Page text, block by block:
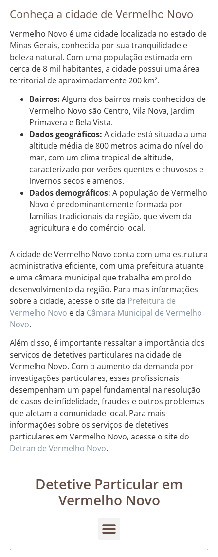
Conheça a cidade de Vermelho Novo
Vermelho Novo é uma cidade localizada no estado de
Minas Gerais, conhecida por sua tranquilidade e
beleza natural. Com uma população estimada em
cerca de 8 mil habitantes, a cidade possui uma área
territorial de aproximadamente 200 km².
Bairros: Alguns dos bairros mais conhecidos de
Vermelho Novo são Centro, Vila Nova, Jardim
Primavera e Bela Vista.
Dados geográficos: A cidade está situada a uma
altitude média de 800 metros acima do nível do
mar, com um clima tropical de altitude,
caracterizado por verões quentes e chuvosos e
invernos secos e amenos.
Dados demográficos: A população de Vermelho
Novo é predominantemente formada por
famílias tradicionais da região, que vivem da
agricultura e do comércio local.
A cidade de Vermelho Novo conta com uma estrutura
administrativa eficiente, com uma prefeitura atuante
e uma câmara municipal que trabalha em prol do
desenvolvimento da região. Para mais informações
sobre a cidade, acesse o site da Prefeitura de
Vermelho Novo e da Câmara Municipal de Vermelho
Novo.
Além disso, é importante ressaltar a importância dos
serviços de detetives particulares na cidade de
Vermelho Novo. Com o aumento da demanda por
investigações particulares, esses profissionais
desempenham um papel fundamental na resolução
de casos de infidelidade, fraudes e outros problemas
que afetam a comunidade local. Para mais
informações sobre os serviços de detetives
particulares em Vermelho Novo, acesse o site do
Detran de Vermelho Novo.
Detetive Particular em
Vermelho Novo